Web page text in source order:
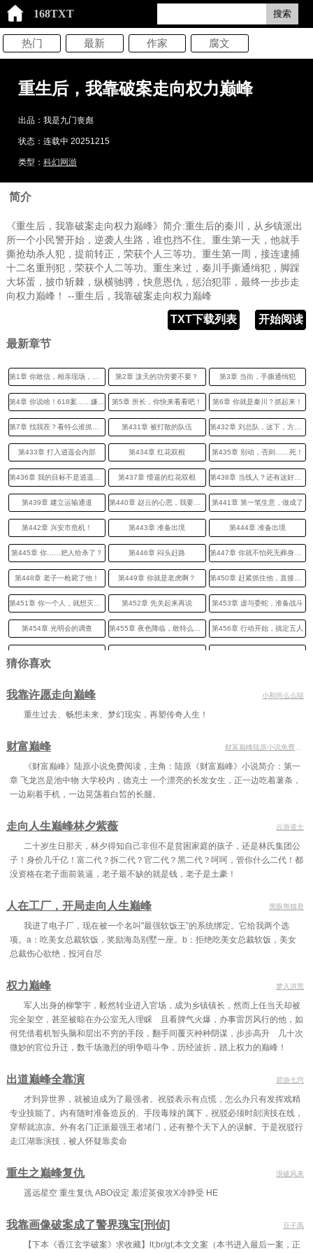
168TXT 搜索
热门 最新 作家 腐文
重生后，我靠破案走向权力巅峰
出品：我是九门丧彪
状态：连载中 20251215
类型：科幻网游
简介
《重生后，我靠破案走向权力巅峰》简介:重生后的秦川，从乡镇派出
所一个小民警开始，逆袭人生路，谁也挡不住。重生第一天，他就手
撕抢劫杀人犯，提前转正，荣获个人三等功。重生第一周，接连逮捕
十二名重刑犯，荣获个人二等功。重生来过，秦川手撕通缉犯，脚踩
大坏蛋，披巾斩棘，纵横驰骋，快意恩仇，惩治犯罪，最终一步步走
向权力巅峰！ --重生后，我靠破案走向权力巅峰
开始阅读
TXT下载列表
最新章节
第1章 你敢信，相亲现场，当众干翻丈母娘 第2章 泼天的功劳要不要？ 第3章 当街，手撕通缉犯
第4章 你说啥！618案……嫌疑人抓住了？ 第5章 所长，你快来看看吧！ 第6章 你就是秦川？抓起来！
第7章 找我茬？看特么谁抓谁！ 第431章 被打散的队伍 第432章 刘总队，这下，方案可以通过了吗
第433章 打入逍遥会内部 第434章 红花双棍 第435章 别动，否则……死！
第436章 我的目标不是逍遥会而是光明会 第437章 懵逼的红花双棍 第438章 当线人？还有这好事！
第439章 建立运输通道 第440章 赵云的心思，我要出卖你 第441章 第一笔生意，做成了
第442章 兴安市危机！ 第443章 准备出境 第444章 准备出境
第445章 你……把人给杀了？ 第446章 闷头赶路 第447章 你就不怕死无葬身之地吗？
第448章 老子一枪毙了他！ 第449章 你就是老虎啊？ 第450章 赶紧抓住他，直接崩了
第451章 你一个人，就想灭我光明会？ 第452章 先关起来再说 第453章 虚与委蛇，准备战斗
第454章 光明会的调查 第455章 夜色降临，敢特么骗我？ 第456章 行动开始，搞定五人
第472章 生在龙国，你命还不好？ 第473章 他怎么做到的？林振国的震惊！ 第474章 秦川功不可没！
第478章 英模表彰 第480章 岳母召见
第481章 接受表彰 第482章 不服气也不行 第483章 你就是未来丈母娘啊
第484章 越看越喜欢 第485章 都是为人民服务 第486章 说说你的父亲秦万里
第487章 扑朔迷离，江正义的安排 第489章 秦川，想不想来京城发展？
第490章 秦川的选择 第491章 返回临江省
第493章 宝贵财富
第496章 安家落户，买个房子
第499章 修怪我秦川翻脸不认人！ 第500章 我的偶像是曹操 第501章 强哥，这人的背后……背景滔天！
第502章 这里是林州，不是他长宁镇 第503章 真正的目的，隐藏起来 第504章 给脸不要脸，那就去蹲监狱
第508章 雷霆行动，动用武警 第510章 两个目标
第514章 什么人？ 第515章 为了三百万，死又如何 第516章 逮捕张小虎，行动开始
第526章 各方反应 第527章 心脏病突发和火灾
猜你喜欢
我靠许愿走向巅峰 小和尚么么哒
重生过去、畅想未来、梦幻现实，再塑传奇人生！
财富巅峰
《财富巅峰》陆原小说免费阅读，主角：陆原《财富巅峰》小说简介：第一
章 飞龙岂是池中物 大学校内，德克士 一个漂亮的长发女生，正一边吃着薯条，
一边刷着手机，一边晃荡着白皙的长腿。
走向人生巅峰林夕紫薇 云游道士
二十岁生日那天，林夕得知自己非但不是贫困家庭的孩子，还是林氏集团公
子！身价几千亿！富二代？拆二代？官二代？黑二代？呵呵，管你什么二代！都
没资格在老子面前装逼，老子最不缺的就是钱，老子是土豪！
人在工厂，开局走向人生巅峰 黑眼熊猫君
我进了电子厂，现在被一个名叫"最强软饭王”的系统绑定。它给我两个选
项。a：吃美女总裁软饭，奖励海岛别墅一座。b：拒绝吃美女总裁软饭，美女
总裁伤心欲绝，投河自尽
权力巅峰 梦入洪荒
军人出身的柳擎宇，毅然转业进入官场，成为乡镇镇长，然而上任当天却被
完全架空，甚至被晾在办公室无人理睬 且看脾气火爆，办事雷厉风行的他，如
何凭借着机智头脑和层出不穷的手段，翻手间覆灭种种阴谋，步步高升 几十次
微妙的官位升迁，数千场激烈的明争暗斗争，历经波折，踏上权力的巅峰！
出道巅峰全靠演 碧游七窍
才到异世界，就被迫成为了最强者。祝驳表示有点慌，怎么办只有发挥戏精
专业技能了。内有随时准备造反的、手段毒辣的属下，祝驳必须时刻演技在线，
穿帮就凉凉。外有名门正派最强王者堵门，还有整个天下人的误解。于是祝驳行
走江湖靠演技，被人怀疑靠卖命
重生之巅峰复仇 浪破风来
遥远星空 重生复仇 ABO设定 羞涩英俊攻X冷静受 HE
我靠画像破案成了警界瑰宝[刑侦] 豆子禹
【下本《香江玄学破案》求收藏】lt;br/gt;本文文案（本书进入最后一案，正